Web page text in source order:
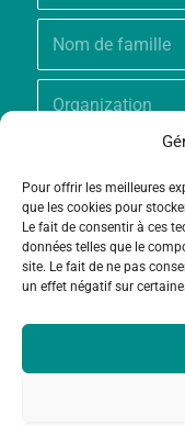
Pour offrir les meilleures
que les cookies pour
Le fait de consentir à ces
données telles que le
site. Le fait de ne pas
un effet négatif sur